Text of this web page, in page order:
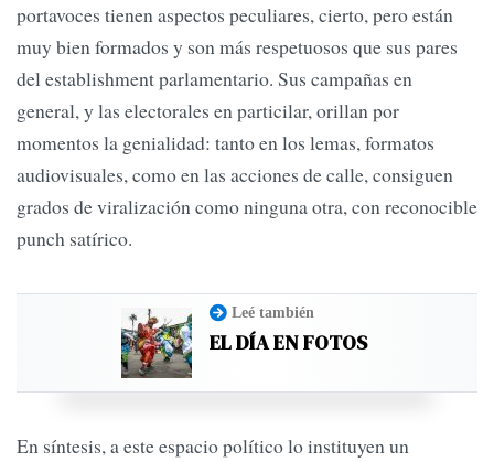
portavoces tienen aspectos peculiares, cierto, pero están
muy bien formados y son más respetuosos que sus pares
del establishment parlamentario. Sus campañas en
general, y las electorales en particilar, orillan por
momentos la genialidad: tanto en los lemas, formatos
audiovisuales, como en las acciones de calle, consiguen
grados de viralización como ninguna otra, con reconocible
punch satírico.
Leé también
EL DÍA EN FOTOS
En síntesis, a este espacio político lo instituyen un